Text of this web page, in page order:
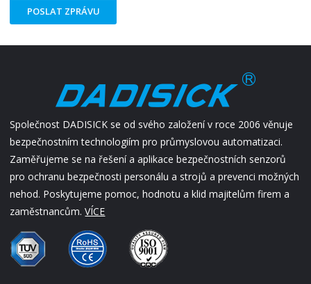
POSLAT ZPRÁVU
Společnost DADISICK se od svého založení v roce 2006 věnuje
bezpečnostním technologiím pro průmyslovou automatizaci.
Zaměřujeme se na řešení a aplikace bezpečnostních senzorů
pro ochranu bezpečnosti personálu a strojů a prevenci možných
nehod. Poskytujeme pomoc, hodnotu a klid majitelům firem a
zaměstnancům.VÍCE